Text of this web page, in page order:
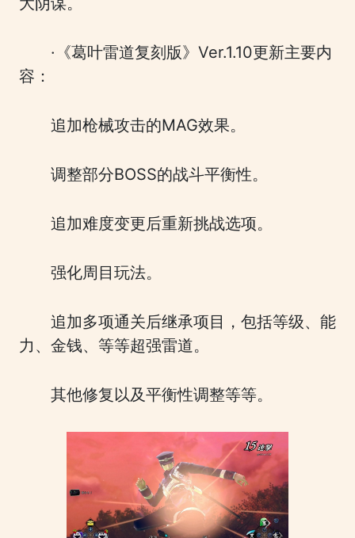
·《葛叶雷道复刻版》Ver.1.10更新主要内
容：
追加枪械攻击的MAG效果。
调整部分BOSS的战斗平衡性。
追加难度变更后重新挑战选项。
强化周目玩法。
追加多项通关后继承项目，包括等级、能
力、金钱、等等超强雷道。
其他修复以及平衡性调整等等。